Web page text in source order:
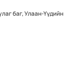
баг, Улаан-Үүдийн